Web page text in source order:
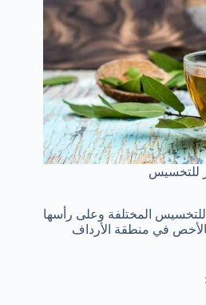
للتخسيس
المختلفة وعلى رأسها
في منطقة الأرداف